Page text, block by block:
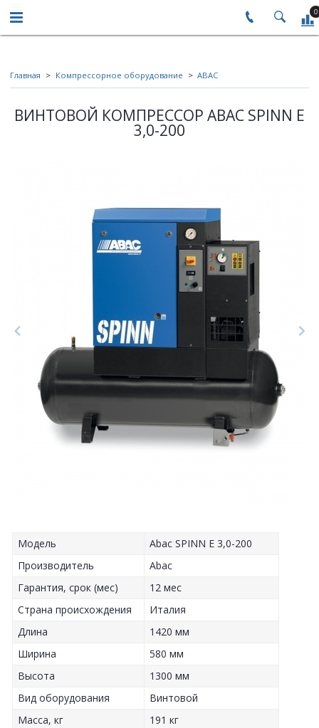
0
Главная Компрессорное оборудование ABAC
ВИНТОВОЙ КОМПРЕССОР ABAC SPINN E
3,0-200
Модель
Abac SPINN E 3,0-200
Производитель
Abac
Гарантия, срок (мес)
12 мес
Страна происхождения
Италия
Длина
1420 мм
Ширина
580 мм
Высота
1300 мм
Вид оборудования
Винтовой
Масса, кг
191 кг